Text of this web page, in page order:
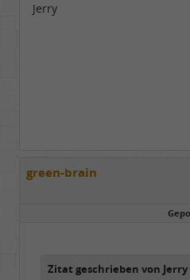
Jerry
green-brain
Zitat geschrieben von Jerry